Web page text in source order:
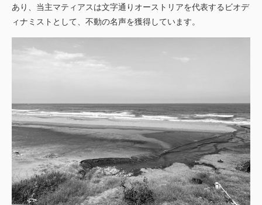
あり、当主マティアスは文字通りオーストリアを代表するビオデ
ィナミストとして、不動の名声を獲得しています。